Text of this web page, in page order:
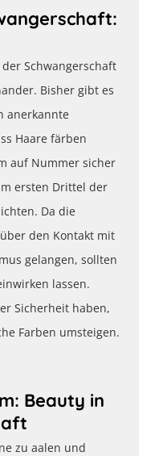
Schwangerschaft
Bisher gibt es
anerkannte
Haare färben
auf Nummer sicher
ersten Drittel der
Da die
den Kontakt mit
gelangen, sollten
lassen.
Sicherheit haben,
Farben umsteigen.
Beauty in
zu aalen und